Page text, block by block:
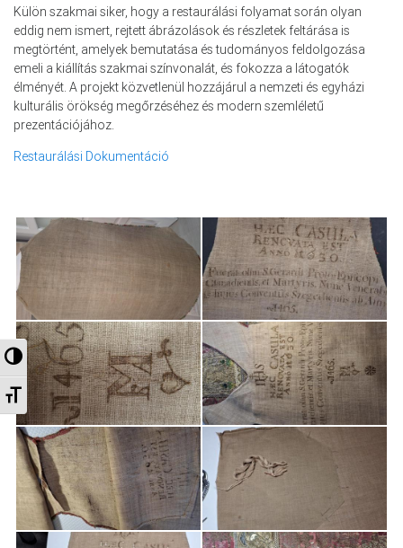
Nagy kontraszt váltása
Betűméret váltása
Külön szakmai siker, hogy a restaurálási folyamat során olyan
eddig nem ismert, rejtett ábrázolások és részletek feltárása is
megtörtént, amelyek bemutatása és tudományos feldolgozása
emeli a kiállítás szakmai színvonalát, és fokozza a látogatók
élményét. A projekt közvetlenül hozzájárul a nemzeti és egyházi
kulturális örökség megőrzéséhez és modern szemléletű
prezentációjához.
Restaurálási Dokumentáció